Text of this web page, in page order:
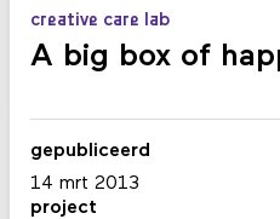
creative care lab
A big box of
gepubliceerd
14 mrt 2013
project